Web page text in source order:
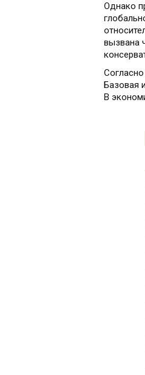
Однако
вызвана
Базовая
В